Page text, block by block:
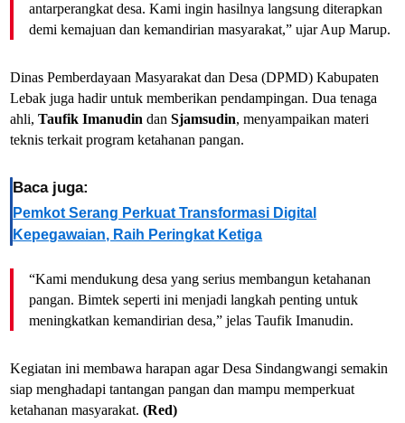
antarperangkat desa. Kami ingin hasilnya langsung diterapkan
demi kemajuan dan kemandirian masyarakat,” ujar Aup Marup.
Dinas Pemberdayaan Masyarakat dan Desa (DPMD) Kabupaten
Lebak juga hadir untuk memberikan pendampingan. Dua tenaga
ahli,Taufik Imanudin danSjamsudin, menyampaikan materi
teknis terkait program ketahanan pangan.
Baca juga:
Pemkot Serang Perkuat Transformasi Digital
Kepegawaian, Raih Peringkat Ketiga
“Kami mendukung desa yang serius membangun ketahanan
pangan. Bimtek seperti ini menjadi langkah penting untuk
meningkatkan kemandirian desa,” jelas Taufik Imanudin.
Kegiatan ini membawa harapan agar Desa Sindangwangi semakin
siap menghadapi tantangan pangan dan mampu memperkuat
ketahanan masyarakat.(Red)